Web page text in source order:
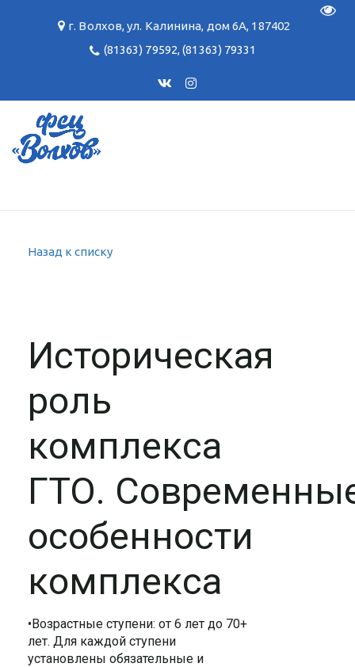
г. Волхов,ул. Калинина, дом 6А, 187402
(81363) 79592,(81363) 79331
Назад к списку
Историческая
роль
комплекса
ГТО.
особенности
комплекса
•Возрастные ступени: от 6 лет до 70+
лет. Для каждой ступени
установлены обязательные и